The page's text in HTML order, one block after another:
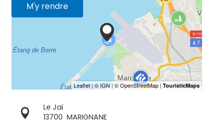
M'y rendre
Le Jaï
13700 MARIGNANE